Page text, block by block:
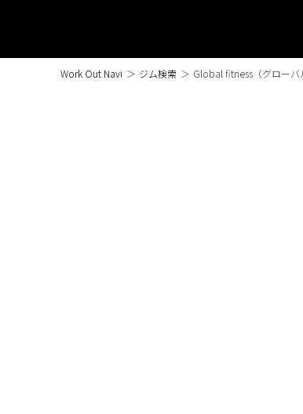
Work Out Navi ＞ ジム検索 ＞ Global fitness（グロー